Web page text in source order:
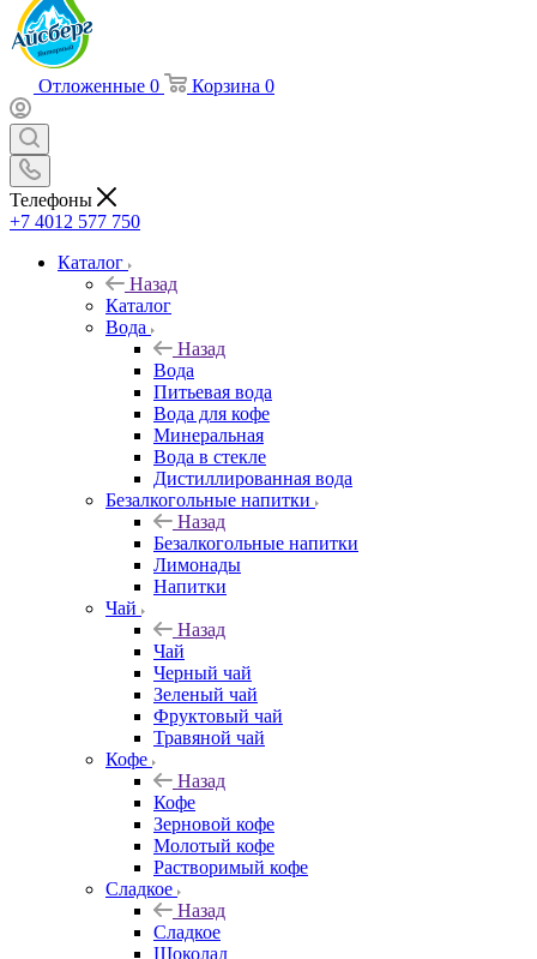
Отложенные 0 Корзина 0
Телефоны
+7 4012 577 750
Каталог
Назад
Каталог
Вода
Назад
Вода
Питьевая вода
Вода для кофе
Минеральная
Вода в стекле
Дистиллированная вода
Безалкогольные напитки
Назад
Безалкогольные напитки
Лимонады
Напитки
Чай
Назад
Чай
Черный чай
Зеленый чай
Фруктовый чай
Травяной чай
Кофе
Назад
Кофе
Зерновой кофе
Молотый кофе
Растворимый кофе
Сладкое
Назад
Сладкое
Шоколад